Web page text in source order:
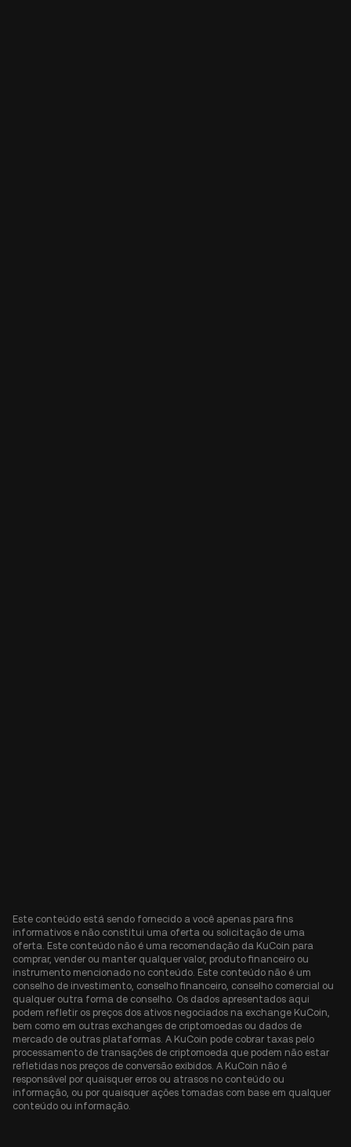
Este conteúdo está sendo fornecido a você apenas para fins
informativos e não constitui uma oferta ou solicitação de uma
oferta. Este conteúdo não é uma recomendação da KuCoin para
comprar, vender ou manter qualquer valor, produto financeiro ou
instrumento mencionado no conteúdo. Este conteúdo não é um
conselho de investimento, conselho financeiro, conselho comercial ou
qualquer outra forma de conselho. Os dados apresentados aqui
podem refletir os preços dos ativos negociados na exchange KuCoin,
bem como em outras exchanges de criptomoedas ou dados de
mercado de outras plataformas. A KuCoin pode cobrar taxas pelo
processamento de transações de criptomoeda que podem não estar
refletidas nos preços de conversão exibidos. A KuCoin não é
responsável por quaisquer erros ou atrasos no conteúdo ou
informação, ou por quaisquer ações tomadas com base em qualquer
conteúdo ou informação.